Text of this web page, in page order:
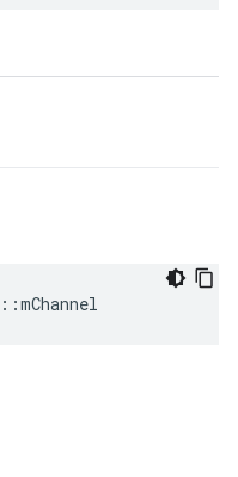
::mChannel